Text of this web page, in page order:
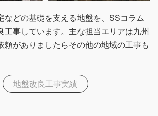
などの基礎を支える地盤を、SSコラム
工事しています。主な担当エリアは九州
頼がありましたらその他の地域の工事も
地盤改良工事実績